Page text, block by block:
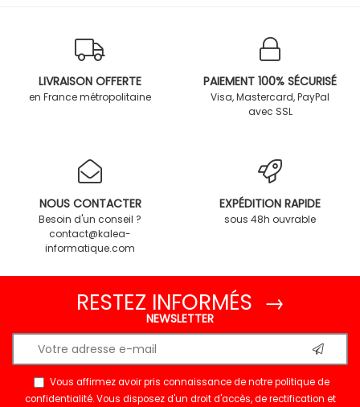
LIVRAISON OFFERTE
en France métropolitaine
PAIEMENT 100% SÉCURISÉ
Visa, Mastercard, PayPal
avec SSL
NOUS CONTACTER
Besoin d'un conseil ?
contact@kalea-
informatique.com
EXPÉDITION RAPIDE
sous 48h ouvrable
RESTEZ INFORMÉS →
NEWSLETTER
Vous affirmez avoir pris connaissance de notrepolitique de
confidentialité. Vous disposez d'un droit d'accès, de rectification et